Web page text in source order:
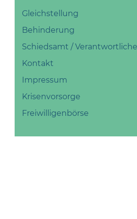
Gleichstellung
Behinderung
Schiedsamt / Verantwortliche
Kontakt
Impressum
Krisenvorsorge
Freiwilligenbörse